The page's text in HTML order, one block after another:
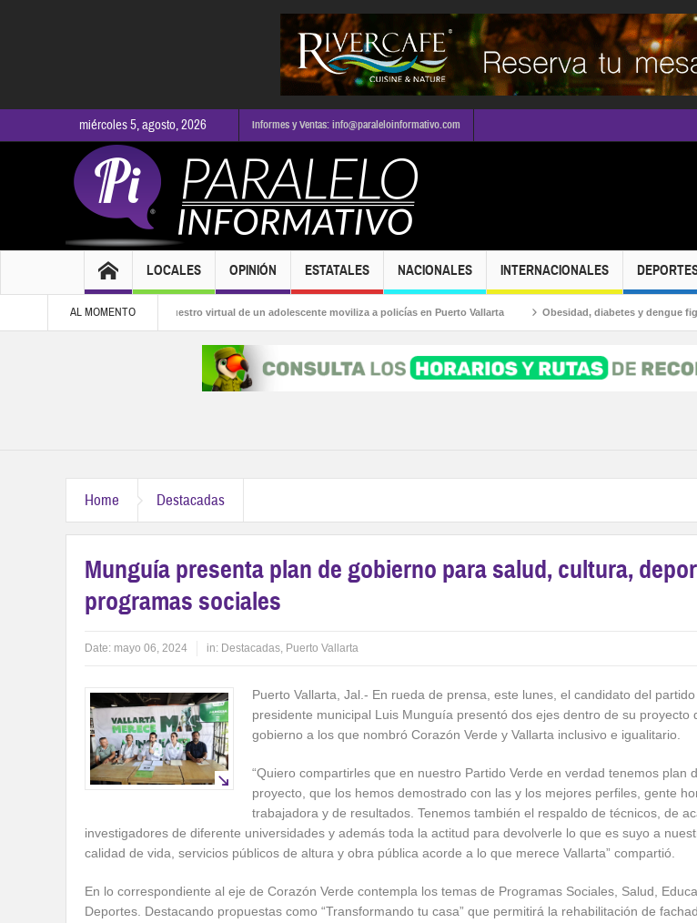
miércoles 5, agosto, 2026 Informes y Ventas: info@paraleloinformativo.com
LOCALES OPINIÓN ESTATALES NACIONALES INTERNACIONALES
AL MOMENTO
Presunto secuestro virtual de un adolescente moviliza a policías en Puerto Vallarta Obesidad, diabetes y dengue figuran entre
Home Destacadas
Munguía presenta plan de gobierno para salud, cultura,
programas sociales
Date: mayo 06, 2024 in: Destacadas, Puerto Vallarta
Puerto Vallarta, Jal.- En rueda de prensa, este lunes, el candidato del partido
presidente municipal Luis Munguía presentó dos ejes dentro de su proyecto
gobierno a los que nombró Corazón Verde y Vallarta inclusivo e igualitario.
“Quiero compartirles que en nuestro Partido Verde en verdad tenemos plan
proyecto, que los hemos demostrado con las y los mejores perfiles, gente
trabajadora y de resultados. Tenemos también el respaldo de técnicos, de
investigadores de diferente universidades y además toda la actitud para devolverle lo que es suyo a
calidad de vida, servicios públicos de altura y obra pública acorde a lo que merece Vallarta” compartió.
En lo correspondiente al eje de Corazón Verde contempla los temas de Programas Sociales, Salud,
Deportes. Destacando propuestas como “Transformando tu casa” que permitirá la rehabilitación de